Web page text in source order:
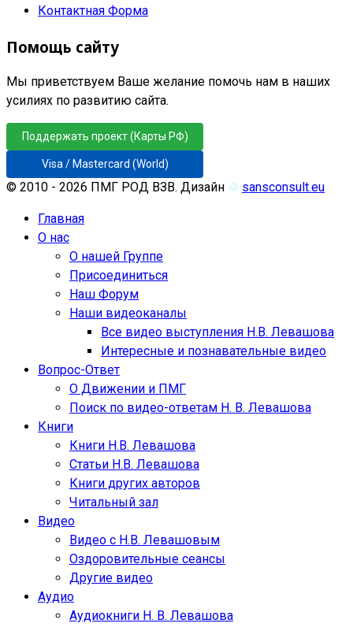
Контактная Форма
Помощь сайту
Мы приветствуем Ваше желание помочь нам в наших
усилиях по развитию сайта.
Поддержать проект (Карты РФ)
Visa / Mastercard (World)
© 2010 - 2026 ПМГ РОД ВЗВ. Дизайн ♲ sansconsult.eu
Главная
О нас
О нашей Группе
Присоединиться
Наш Форум
Наши видеоканалы
Все видео выступления Н.В. Левашова
Интересные и познавательные видео
Вопрос-Ответ
О Движении и ПМГ
Поиск по видео-ответам Н. В. Левашова
Книги
Книги Н.В. Левашова
Статьи Н.В. Левашова
Книги других авторов
Читальный зал
Видео
Видео с Н.В. Левашовым
Оздоровительные сеансы
Другие видео
Аудио
Аудиокниги Н. В. Левашова